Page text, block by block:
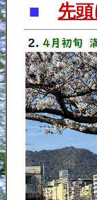
■ 先